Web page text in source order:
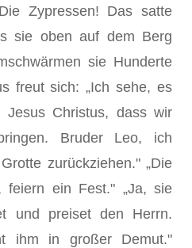
Zypressen! Das satte
sie oben auf dem Berg
sie Hunderte
freut sich: „Ich sehe, es
Jesus Christus, dass wir
Bruder Leo, ich
zurückziehen." „Die
feiern ein Fest." „Ja, sie
und preiset den Herrn.
ihm in großer Demut."